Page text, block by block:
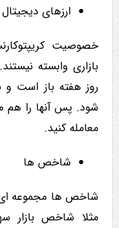
ارزهای
خصوصیت
روز هفته باز است و
شود. پس آنها را هم
معامله کنید.
شاخص ها
شاخص ها مجموعه
مثلا شاخص بازار